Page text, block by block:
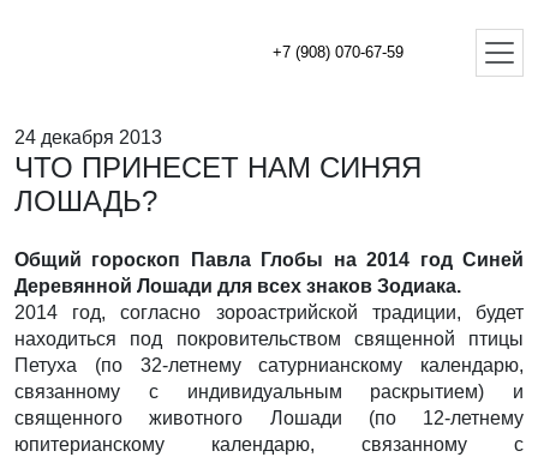
+7 (908) 070-67-59
24 декабря 2013
ЧТО ПРИНЕСЕТ НАМ СИНЯЯ
ЛОШАДЬ?
Общий гороскоп Павла Глобы на 2014 год Синей
Деревянной Лошади для всех знаков Зодиака.
2014 год, согласно зороастрийской традиции, будет
находиться под покровительством священной птицы
Петуха (по 32-летнему сатурнианскому календарю,
связанному с индивидуальным раскрытием) и
священного животного Лошади (по 12-летнему
юпитерианскому календарю, связанному с